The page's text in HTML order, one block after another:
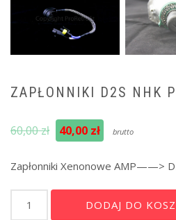
ZAPŁONNIKI D2S NHK
60,00zł
Pierwotna
cena
wynosiła:
40,00 zł
Aktualna
wynosi:
brutto
Zapłonniki Xenonowe AMP——>
Zapłonniki
DODAJ DO